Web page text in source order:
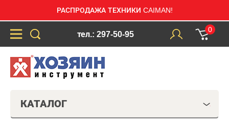
РАСПРОДАЖА ТЕХНИКИ CAIMAN!
тел.: 297-50-95
0
КАТАЛОГ